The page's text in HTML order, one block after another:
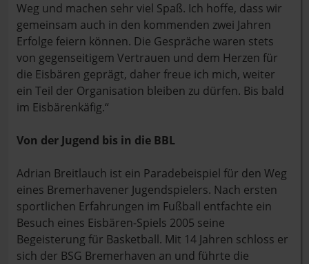
Weg und machen sehr viel Spaß. Ich hoffe, dass wir
gemeinsam auch in den kommenden zwei Jahren
Erfolge feiern können. Die Gespräche waren stets
von gegenseitigem Vertrauen und dem Herzen für
die Eisbären geprägt, daher freue ich mich, weiter
ein Teil der Organisation bleiben zu dürfen. Bis bald
im Eisbärenkäfig.“
Von der Jugend bis in die BBL
Adrian Breitlauch ist ein Paradebeispiel für den Weg
eines Bremerhavener Jugendspielers. Nach ersten
sportlichen Erfahrungen im Fußball entfachte ein
Besuch eines Eisbären-Spiels 2005 seine
Begeisterung für Basketball. Mit 14 Jahren schloss er
sich der BSG Bremerhaven an und führte die